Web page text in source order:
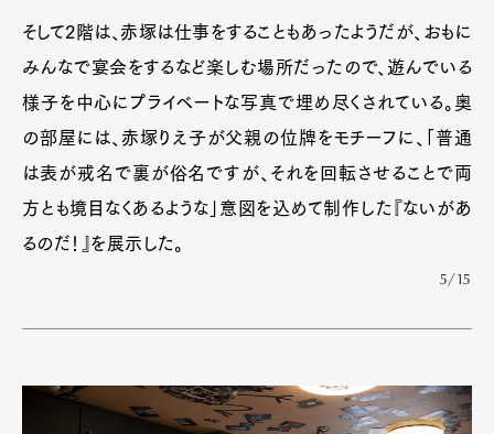
そして2階は、赤塚は仕事をすることもあったようだが、おもに
みんなで宴会をするなど楽しむ場所だったので、遊んでいる
様子を中心にプライベートな写真で埋め尽くされている。奥
の部屋には、赤塚りえ子が父親の位牌をモチーフに、「普通
は表が戒名で裏が俗名ですが、それを回転させることで両
方とも境目なくあるような」意図を込めて制作した『ないがあ
るのだ！』を展示した。
5/15